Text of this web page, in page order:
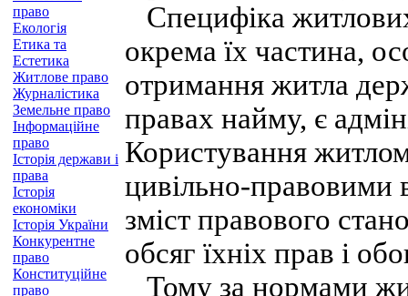
право
Екологія
Етика та
Естетика
Житлове право
Журналістика
Земельне право
Інформаційне
право
Історія держави і
права
Історія
економіки
Історія України
Конкурентне
право
Конституційне
право
Специфіка
окрема їх частина,
отримання житла
правах найму, є
Користування
цивільно-правовими
зміст правового
обсяг їхніх прав і
Тому за нормами